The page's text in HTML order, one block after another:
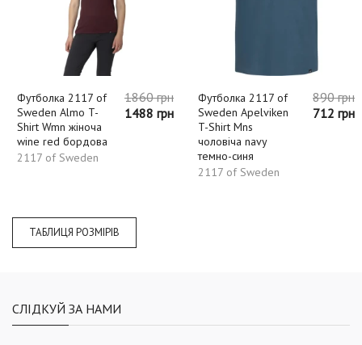
Футболка 2117 of
Sweden Almo T-
Shirt Wmn жіноча
wine red бордова
2117 of Sweden
1860 грн
1488 грн
Футболка 2117 of
Sweden Apelviken
T-Shirt Mns
чоловіча navy
темно-синя
2117 of Sweden
890 грн
712 грн
ТАБЛИЦЯ РОЗМІРІВ
СЛІДКУЙ ЗА НАМИ